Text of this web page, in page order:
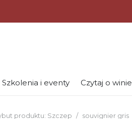
Szkolenia i eventy Czytaj o winie
produktu: Szczep / souvignier gris